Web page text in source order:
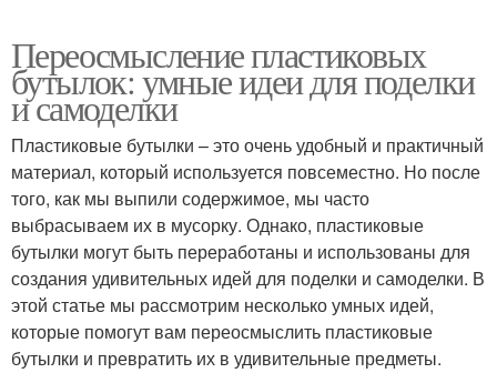
Переосмысление пластиковых
бутылок: умные идеи для поделки
и самоделки
Пластиковые бутылки – это очень удобный и практичный
материал, который используется повсеместно. Но после
того, как мы выпили содержимое, мы часто
выбрасываем их в мусорку. Однако, пластиковые
бутылки могут быть переработаны и использованы для
создания удивительных идей для поделки и самоделки. В
этой статье мы рассмотрим несколько умных идей,
которые помогут вам переосмыслить пластиковые
бутылки и превратить их в удивительные предметы.